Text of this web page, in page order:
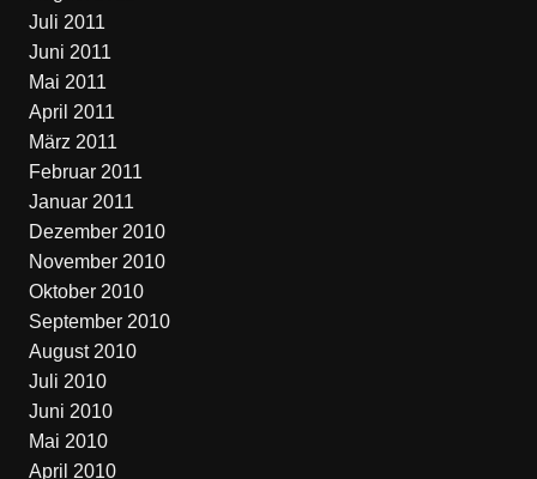
Juli 2011
Juni 2011
Mai 2011
April 2011
März 2011
Februar 2011
Januar 2011
Dezember 2010
November 2010
Oktober 2010
September 2010
August 2010
Juli 2010
Juni 2010
Mai 2010
April 2010